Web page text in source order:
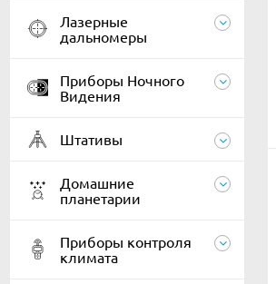
Лазерные
дальномеры
Приборы Ночного
Видения
Штативы
Домашние
планетарии
Приборы контроля
климата